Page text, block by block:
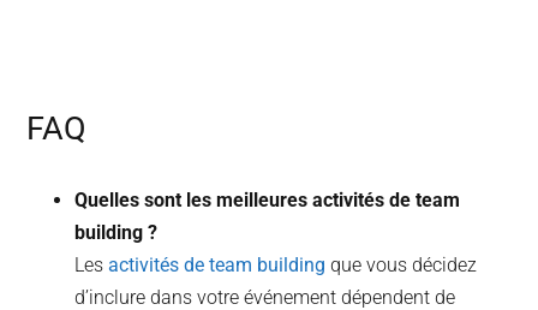
FAQ
Quelles sont les meilleures activités de team
building ?
Lesactivités de team building que vous décidez
d’inclure dans votre événement dépendent de